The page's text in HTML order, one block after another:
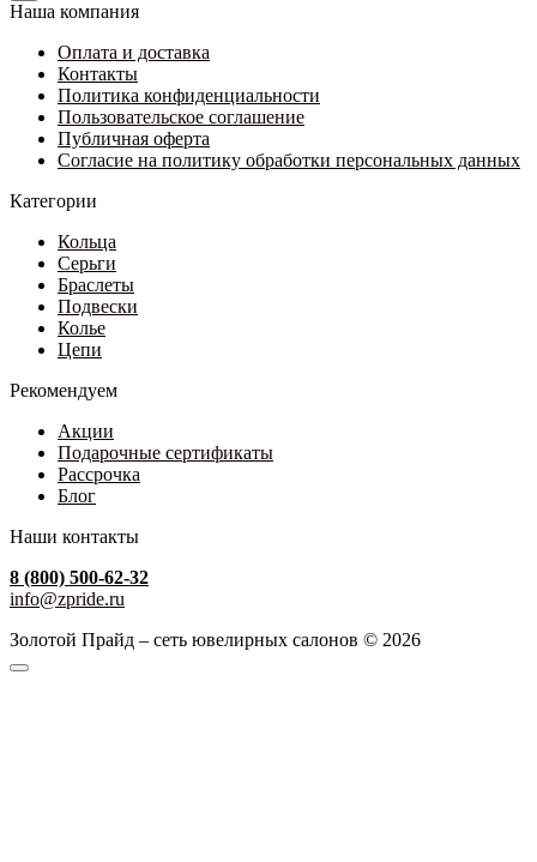
Наша компания
Оплата и доставка
Контакты
Политика конфиденциальности
Пользовательское соглашение
Публичная оферта
Согласие на политику обработки персональных данных
Категории
Кольца
Серьги
Браслеты
Подвески
Колье
Цепи
Рекомендуем
Акции
Подарочные сертификаты
Рассрочка
Блог
Наши контакты
8 (800) 500-62-32
info@zpride.ru
Золотой Прайд – сеть ювелирных салонов © 2026